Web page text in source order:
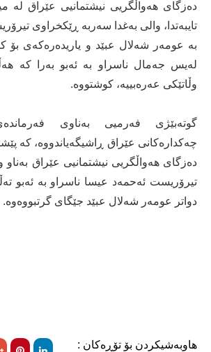
دەزگای هەواڵگریی نیشتمانیی عێراق لە
تایبەتدا، والی بەغدا سەربە ڕێکخراوی
بە عومەر شەلال عبێد و یاریدەرەکەی بۆ
لەیس جەمال ناسراو بە ئەبو بەرا کە
وڵاتێكی عەرەبییە، کوشتووە.
گوتەبێژی فەرمیی بەناوی
چەکدارەکانی عێراق ڕاشیگەیاندووە، کە
دەزگای هەواڵگریی نیشتمانیی عێراق بەناو
تیرۆریست ئەحمەد عیسا ناسراو بە ئەبو
دواتر عومەر شەلال عبێد جێگای گرتبووەوە.
هاوبەشیکردن بۆ تۆڕەکان :